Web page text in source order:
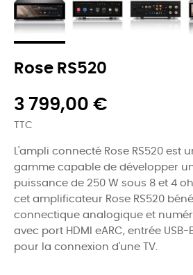
Rose RS520
3 799,00 €
TTC
L'ampli connecté Rose RS520 est
gamme capable de développer
puissance de 250 W sous 8 et 4
cet amplificateur Rose RS520
connectique analogique et
avec port HDMI eARC, entrée USB-
pour la connexion d'une TV.